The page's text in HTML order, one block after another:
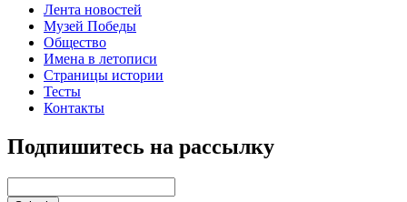
Лента новостей
Музей Победы
Общество
Имена в летописи
Страницы истории
Тесты
Контакты
Подпишитесь на рассылку